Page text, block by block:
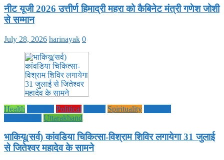
नीट यूजी 2026 उत्तीर्ण हिमाद्री महरा को कैबिनेट मंत्री गणेश जोशी
से सम्मान
July 28, 2026 harinayak 0
Health Political Spirituality
Uttarakhand
भाकियू(सर्व) कांवडिया चिकित्सा-विश्राम शिविर लगायेगा 31 जुलाई
से जितेश्वर महादेव के सामने